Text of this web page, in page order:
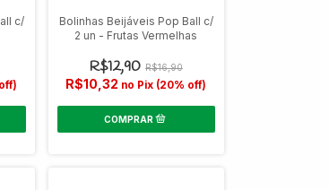
c/
Bolinhas Beijáveis Pop Ball c/
2 un - Frutas Vermelhas
R$12,90 R$16,90
R$10,32 no Pix (20% off)